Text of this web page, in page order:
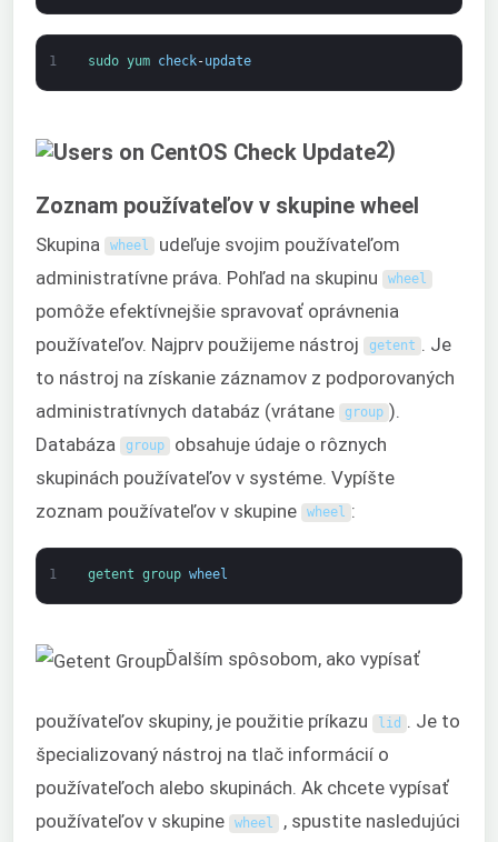
1 sudo yum check-update
2)
Zoznam používateľov v skupine wheel
Skupina wheel udeľuje svojim používateľom
administratívne práva. Pohľad na skupinu
wheel
pomôže efektívnejšie spravovať oprávnenia
používateľov. Najprv použijeme nástroj
getent . Je
to nástroj na získanie záznamov z podporovaných
administratívnych databáz (vrátane
group ).
Databáza
group obsahuje údaje o rôznych
skupinách používateľov v systéme. Vypíšte
zoznam používateľov v skupine
wheel :
1 getent group wheel
Ďalším spôsobom, ako vypísať
používateľov skupiny, je použitie príkazu lid . Je to
špecializovaný nástroj na tlač informácií o
používateľoch alebo skupinách. Ak chcete vypísať
používateľov v skupine
wheel , spustite nasledujúci